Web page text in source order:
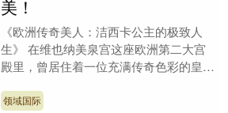
美！
《欧洲传奇美人：洁西卡公主的极致人
生》 在维也纳美泉宫这座欧洲第二大宫
殿里，曾居住着一位充满传奇色彩的皇室
\"欧洲最自恋的女王....
领域国际